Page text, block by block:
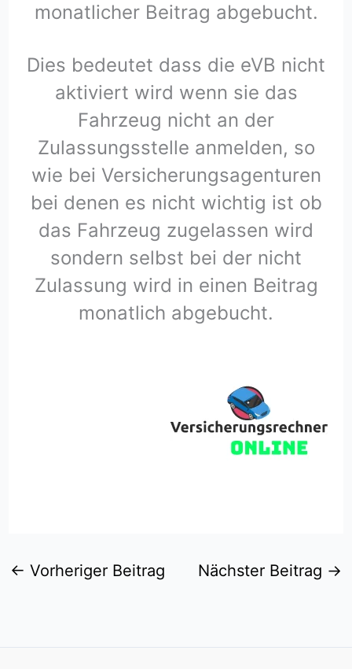
monatlicher Beitrag abgebucht.
Dies bedeutet dass die eVB nicht
aktiviert wird wenn sie das
Fahrzeug nicht an der
Zulassungsstelle anmelden, so
wie bei Versicherungsagenturen
bei denen es nicht wichtig ist ob
das Fahrzeug zugelassen wird
sondern selbst bei der nicht
Zulassung wird in einen Beitrag
monatlich abgebucht.
← Vorheriger Beitrag Nächster Beitrag →